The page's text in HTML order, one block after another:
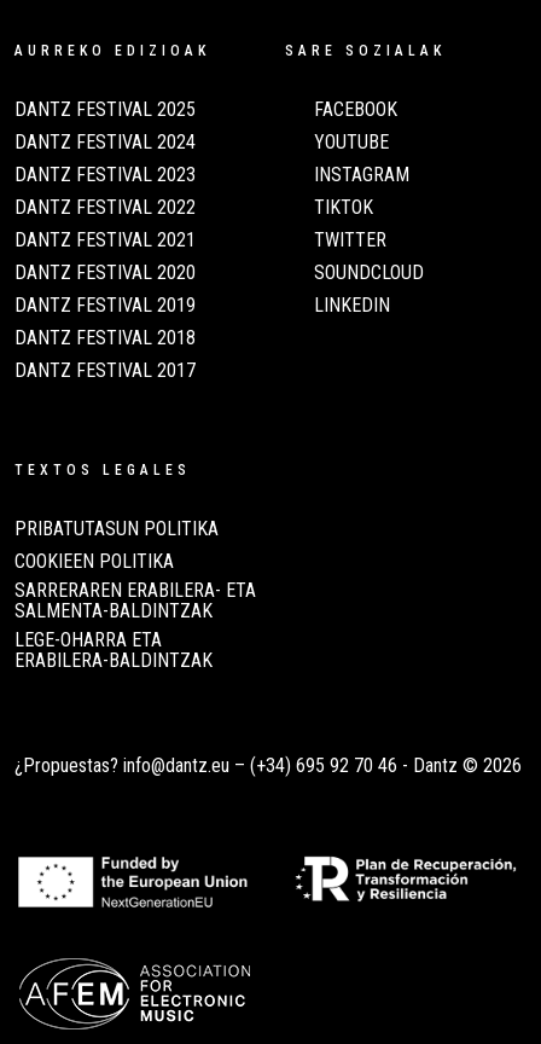
AURREKO EDIZIOAK
DANTZ FESTIVAL 2025
DANTZ FESTIVAL 2024
DANTZ FESTIVAL 2023
DANTZ FESTIVAL 2022
DANTZ FESTIVAL 2021
DANTZ FESTIVAL 2020
DANTZ FESTIVAL 2019
DANTZ FESTIVAL 2018
DANTZ FESTIVAL 2017
SARE SOZIALAK
FACEBOOK
YOUTUBE
INSTAGRAM
TIKTOK
TWITTER
SOUNDCLOUD
LINKEDIN
TEXTOS LEGALES
PRIBATUTASUN POLITIKA
COOKIEEN POLITIKA
SARRERAREN ERABILERA- ETA
SALMENTA-BALDINTZAK
LEGE-OHARRA ETA
ERABILERA-BALDINTZAK
¿Propuestas? info@dantz.eu – (+34) 695 92 70 46 - Dantz © 2026